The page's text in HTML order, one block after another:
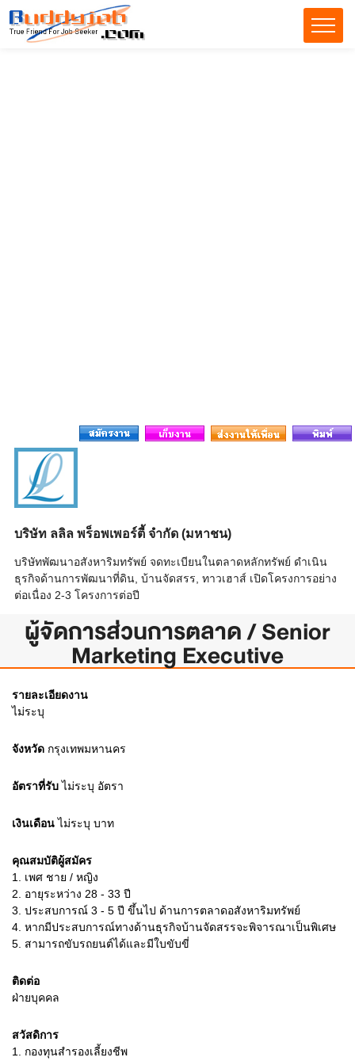
บริษัท ลลิล พร็อพเพอร์ตี้ จำกัด (มหาชน)
บริษัทพัฒนาอสังหาริมทรัพย์ จดทะเบียนในตลาดหลักทรัพย์ ดำเนิน
ธุรกิจด้านการพัฒนาที่ดิน, บ้านจัดสรร, ทาวเฮาส์ เปิดโครงการอย่าง
ต่อเนื่อง 2-3 โครงการต่อปี
ผู้จัดการส่วนการตลาด / Senior
Marketing Executive
รายละเอียดงาน
ไม่ระบุ
จังหวัด กรุงเทพมหานคร
อัตราที่รับไม่ระบุ อัตรา
เงินเดือนไม่ระบุ บาท
คุณสมบัติผู้สมัคร
1.
เพศ ชาย / หญิง
2.
อายุระหว่าง 28 - 33 ปี
3. ประสบการณ์ 3 - 5 ปี ขึ้นไป ด้านการตลาดอสังหาริมทรัพย์
4. หากมีประสบการณ์ทางด้านธุรกิจบ้านจัดสรรจะพิจารณาเป็นพิเศษ
5. สามารถขับรถยนต์ได้และมีใบขับขี่
ติดต่อ
ฝ่ายบุคคล
สวัสดิการ
1. กองทุนสำรองเลี้ยงชีพ